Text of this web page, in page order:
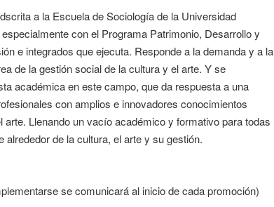
a la Escuela de Sociología de la Universidad
con el Programa Patrimonio, Desarrollo y
e integrados que ejecuta. Responde a la demanda y a la
de la gestión social de la cultura y el arte. Y se
académica en este campo, que da respuesta a una
con amplios e innovadores conocimientos
Llenando un vacío académico y formativo para todas
de la cultura, el arte y su gestión.
se comunicará al inicio de cada promoción)